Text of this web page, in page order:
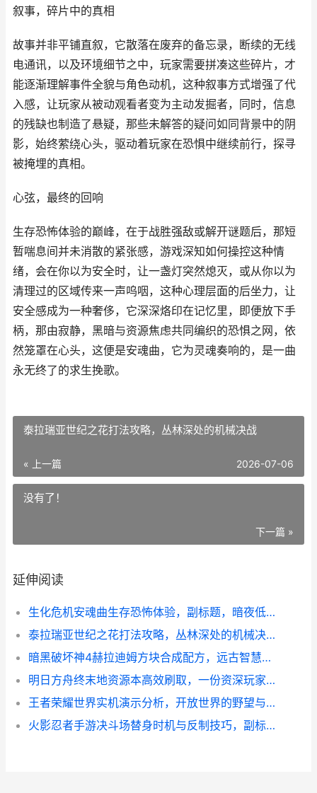
叙事，碎片中的真相
故事并非平铺直叙，它散落在废弃的备忘录，断续的无线
电通讯，以及环境细节之中，玩家需要拼凑这些碎片，才
能逐渐理解事件全貌与角色动机，这种叙事方式增强了代
入感，让玩家从被动观看者变为主动发掘者，同时，信息
的残缺也制造了悬疑，那些未解答的疑问如同背景中的阴
影，始终萦绕心头，驱动着玩家在恐惧中继续前行，探寻
被掩埋的真相。
心弦，最终的回响
生存恐怖体验的巅峰，在于战胜强敌或解开谜题后，那短
暂喘息间并未消散的紧张感，游戏深知如何操控这种情
绪，会在你以为安全时，让一盏灯突然熄灭，或从你以为
清理过的区域传来一声呜咽，这种心理层面的后坐力，让
安全感成为一种奢侈，它深深烙印在记忆里，即便放下手
柄，那由寂静，黑暗与资源焦虑共同编织的恐惧之网，依
然笼罩在心头，这便是安魂曲，它为灵魂奏响的，是一曲
永无终了的求生挽歌。
泰拉瑞亚世纪之花打法攻略，丛林深处的机械决战
« 上一篇 2026-07-06
没有了！
下一篇 »
延伸阅读
生化危机安魂曲生存恐怖体验，副标题，暗夜低语与求生之路
泰拉瑞亚世纪之花打法攻略，丛林深处的机械决战
暗黑破坏神4赫拉迪姆方块合成配方，远古智慧的现代回响
明日方舟终末地资源本高效刷取，一份资深玩家的实战规划
王者荣耀世界实机演示分析，开放世界的野望与挑战
火影忍者手游决斗场替身时机与反制技巧，副标题决胜于瞬息之间